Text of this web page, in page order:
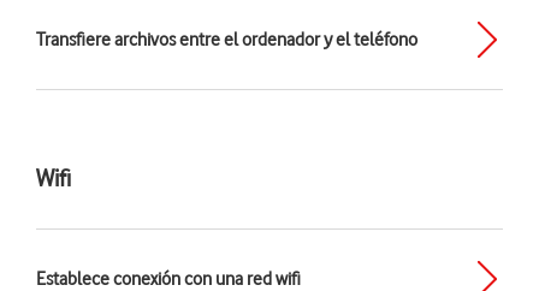
Transfiere archivos entre el ordenador y el teléfono
Wifi
Establece conexión con una red wifi